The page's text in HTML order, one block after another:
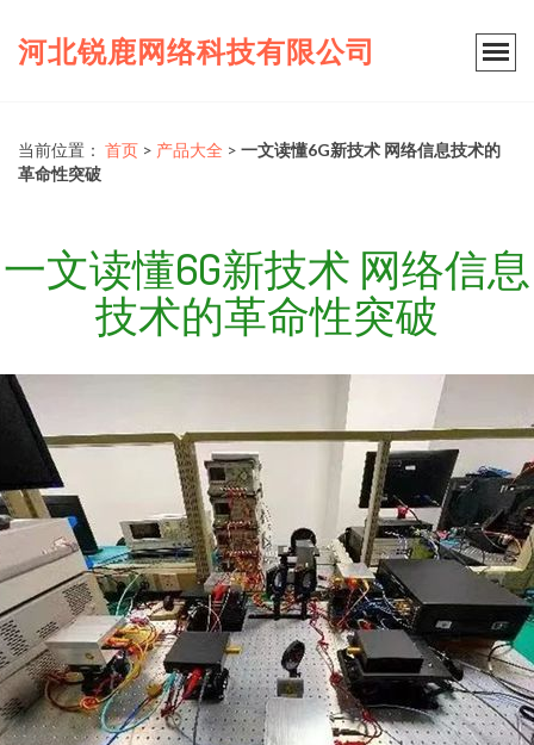
河北锐鹿网络科技有限公司
当前位置： 首页 > 产品大全 > 一文读懂6G新技术 网络信息技术的
革命性突破
一文读懂6G新技术 网络信息
技术的革命性突破